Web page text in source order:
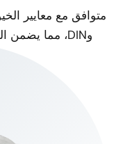
وDIN، مما يضمن التكامل السهل في الأنظمة الموجودة.